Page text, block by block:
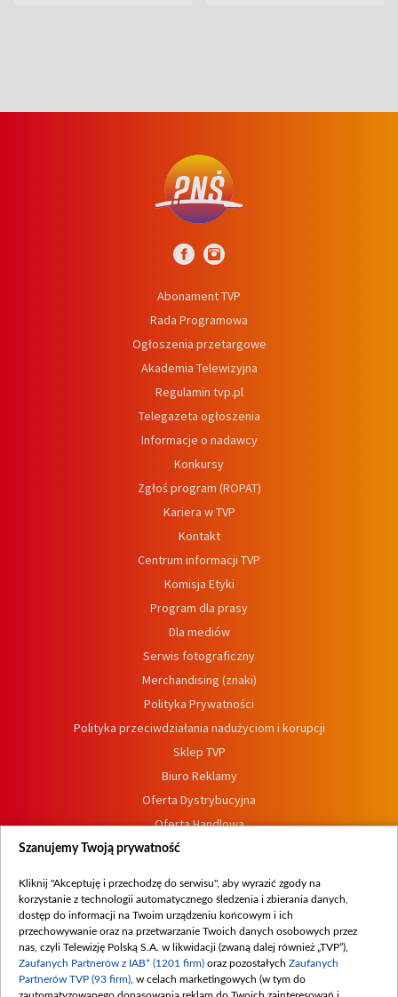
Abonament TVP
Rada Programowa
Ogłoszenia przetargowe
Akademia Telewizyjna
Regulamin tvp.pl
Telegazeta ogłoszenia
Informacje o nadawcy
Konkursy
Zgłoś program (ROPAT)
Kariera w TVP
Kontakt
Centrum informacji TVP
Komisja Etyki
Program dla prasy
Dla mediów
Serwis fotograficzny
Merchandising (znaki)
Polityka Prywatności
Polityka przeciwdziałania nadużyciom i korupcji
Sklep TVP
Biuro Reklamy
Oferta Dystrybucyjna
Oferta Handlowa
Dostępność
Procedura zgłoszeń wewnętrznych
Szanujemy Twoją prywatność
Kliknij "Akceptuję i przechodzę do serwisu", aby wyrazić zgody na
korzystanie z technologii automatycznego śledzenia i zbierania danych,
dostęp do informacji na Twoim urządzeniu końcowym i ich
przechowywanie oraz na przetwarzanie Twoich danych osobowych przez
nas, czyli Telewizję Polską S.A. w likwidacji (zwaną dalej również „TVP”),
Zaufanych Partnerów z IAB* (1201 firm) oraz pozostałych Zaufanych
Partnerów TVP (93 firm) , w celach marketingowych (w tym do